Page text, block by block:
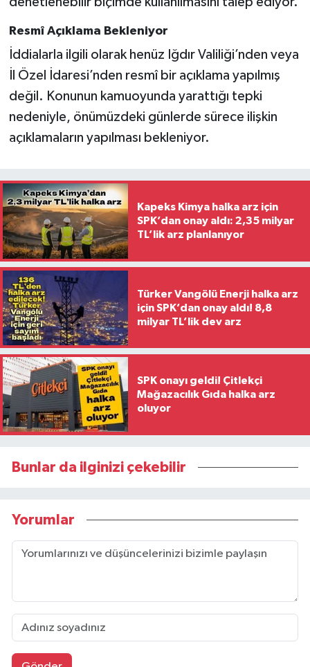
Resmî Açıklama Bekleniyor
İddialarla ilgili olarak henüz Iğdır Valiliği’nden veya
İl Özel İdaresi’nden resmî bir açıklama yapılmış
değil. Konunun kamuoyunda yarattığı tepki
nedeniyle, önümüzdeki günlerde sürece ilişkin
açıklamaların yapılması bekleniyor.
Kapeks Kimya halka arz için
SPK’dan onay aldı: 2,35 milyar
TL’lik arz planlanıyor
Türker Vangölü Enerji halka arz
için SPK’dan onay aldı! 8,8
milyar TL’lik dev arz
SPK onayı geldi! Çitlekçi
Mağazacılık Gıda halka arz
oluyor
Bunlar da ilginizi çekebilir
Yorumlar